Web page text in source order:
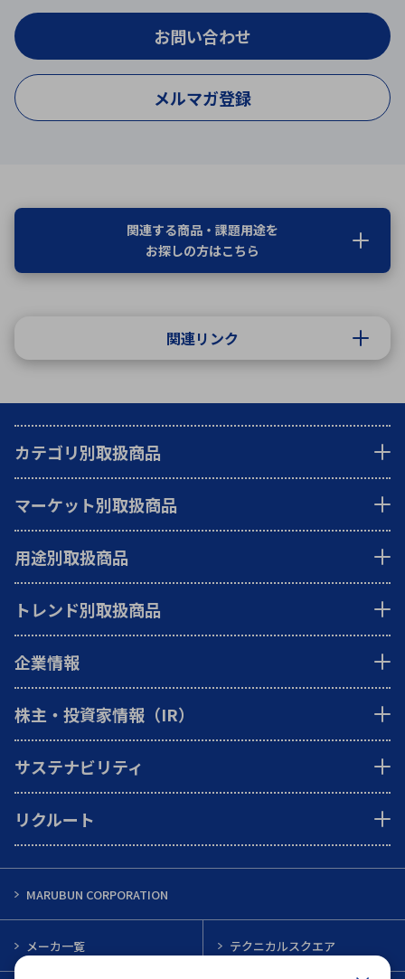
お問い合わせ
メルマガ登録
関連する商品・課題用途を
お探しの方はこちら
関連リンク
カテゴリ別取扱商品
マーケット別取扱商品
用途別取扱商品
トレンド別取扱商品
企業情報
株主・投資家情報（IR）
サステナビリティ
リクルート
MARUBUN CORPORATION
メーカ一覧 テクニカルスクエア